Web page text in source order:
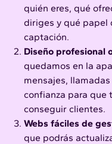
quién eres, qué
diriges y qué papel
captación.
Diseño profesional
quedamos en la
mensajes,
confianza para que
conseguir clientes.
Webs fáciles de
que podrás